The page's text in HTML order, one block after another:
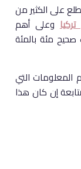
على الكثير من
وعلى أهم
صحيح مئة بالمئة
المعلومات التي
إن كان هذا